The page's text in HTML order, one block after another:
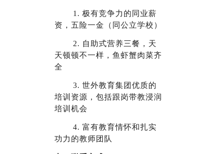
1. 极有竞争力的同业薪
资，五险一金（同公立学校）
2. 自助式营养三餐，天
天顿顿不一样，鱼虾蟹肉菜齐
全
3. 世外教育集团优质的
培训资源，包括跟岗带教浸润
培训机会
4. 富有教育情怀和扎实
功力的教师团队